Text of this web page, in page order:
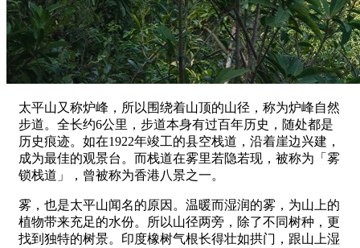
太平山又称炉峰，所以围绕着山顶的山径，称为炉峰自然
步道。全长约6公里，步道本身有过百年历史，随处都是
历史痕迹。如在1922年竣工的县空栈道，沿着崖边兴建，
成为最佳的观景台。而栈道在雾里若隐若现，被称为「雾
锁栈道」，曾被称为香港八景之一。
雾，也是太平山闻名的原因。温暖而湿润的雾，为山上的
植物带来充足的水份。所以山径两旁，除了不同树种，更
找到独特的树景。印度橡树气根长得壮如拱门，跟山上湿